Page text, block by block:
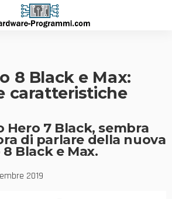
8 Black e Max:
caratteristiche
Hero 7 Black, sembra
di parlare della nuova
Black e Max.
2019